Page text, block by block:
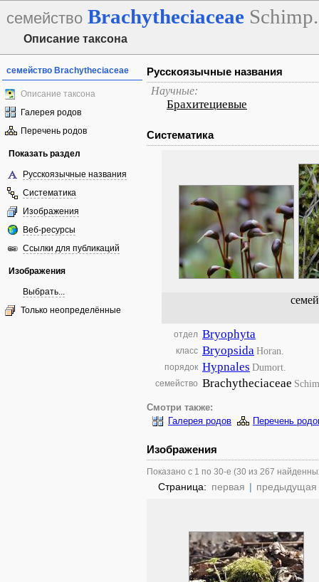
семейство Brachytheciaceae Schimp.
Описание таксона
семейство Brachytheciaceae
Описание таксона
Галерея родов
Перечень родов
Показать раздел
Русскоязычные названия
Систематика
Изображения
Веб-ресурсы
Ссылки для публикаций
Изображения
Выбрать...
Только неопределённые
Русскоязычные названия
Научные:
Брахитециевые
Систематика
отдел Bryophyta
класс BryopsidaHoran.
порядок Hypnales Dumort.
семейство Brachytheciaceae
Смотри также:
Галерея родов
Перечень
Изображения
Показано с 1 по 30-е (30 из 267
Страница: первая | предыдущая